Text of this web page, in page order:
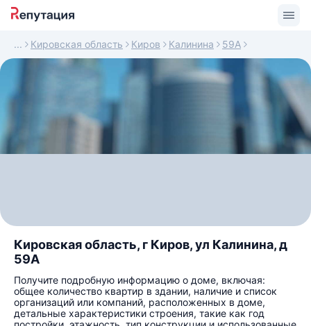
Кировская область Киров Калинина 59А
Кировская область, г Киров, ул Калинина, д
59А
Получите подробную информацию о доме, включая:
общее количество квартир в здании, наличие и список
организаций или компаний, расположенных в доме,
детальные характеристики строения, такие как год